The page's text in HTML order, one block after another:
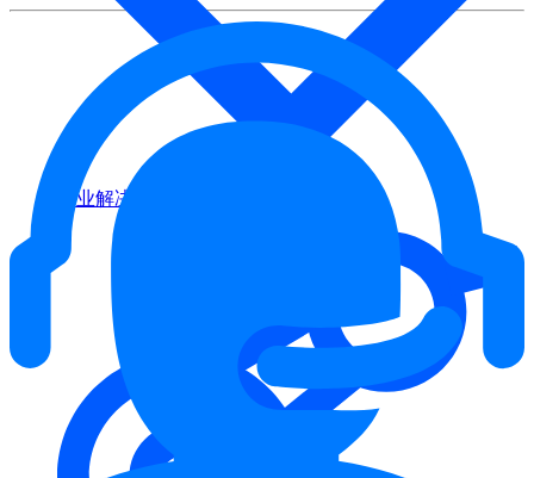
行业解决方案